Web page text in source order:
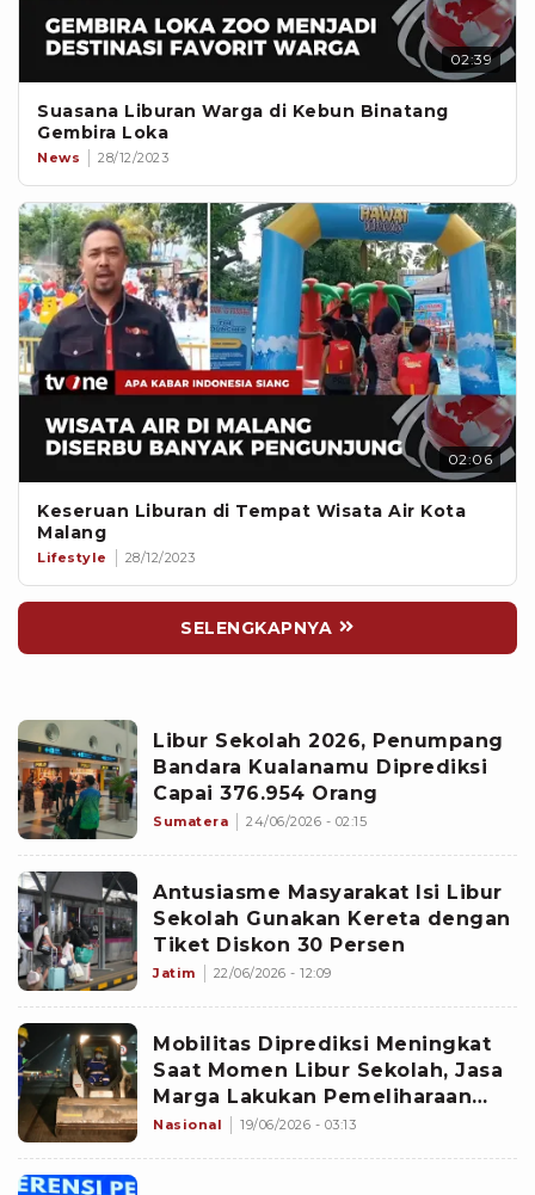
02:39
Suasana Liburan Warga di Kebun Binatang
Gembira Loka
News 28/12/2023
02:06
Keseruan Liburan di Tempat Wisata Air Kota
Malang
Lifestyle 28/12/2023
SELENGKAPNYA
Libur Sekolah 2026, Penumpang
Bandara Kualanamu Diprediksi
Capai 376.954 Orang
Sumatera 24/06/2026 - 02:15
Antusiasme Masyarakat Isi Libur
Sekolah Gunakan Kereta dengan
Tiket Diskon 30 Persen
Jatim 22/06/2026 - 12:09
Mobilitas Diprediksi Meningkat
Saat Momen Libur Sekolah, Jasa
Marga Lakukan Pemeliharaan
Infrastruktur
Nasional 19/06/2026 - 03:13